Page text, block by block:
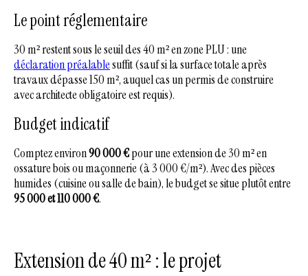
Le point réglementaire
30 m² restent sous le seuil des 40 m² en zone PLU : une
déclaration préalablesuffit (sauf si la surface totale après
travaux dépasse 150 m², auquel cas un permis de construire
avec architecte obligatoire est requis).
Budget indicatif
Comptez environ90 000 €pour une extension de 30 m² en
ossature bois ou maçonnerie (à 3 000 €/m²). Avec des pièces
humides (cuisine ou salle de bain), le budget se situe plutôt entre
95 000 et 110 000 €.
Extension de 40 m² : le projet